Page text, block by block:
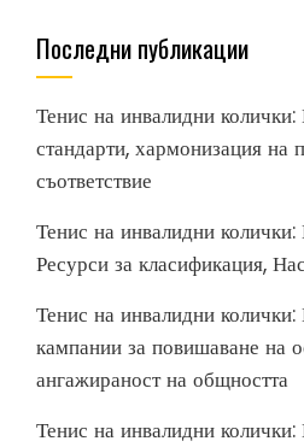
Последни публикации
Тенис на инвалидни
стандарти, хармонизация на
съответствие
Тенис на инвалидни колички:
Ресурси за класификация,
Тенис на инвалидни
кампании за повишаване на
ангажираност на общността
Тенис на инвалидни колички: